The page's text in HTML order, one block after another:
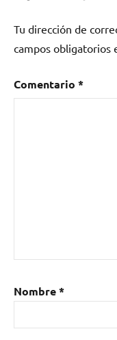
Tu dirección de
campos obligatorios
Comentario *
Nombre*